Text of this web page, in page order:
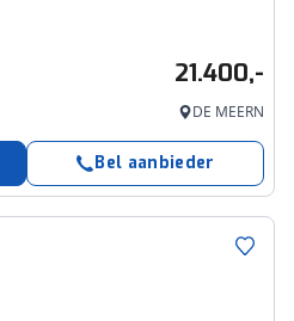
21.400,-
DE MEERN
Bel aanbieder